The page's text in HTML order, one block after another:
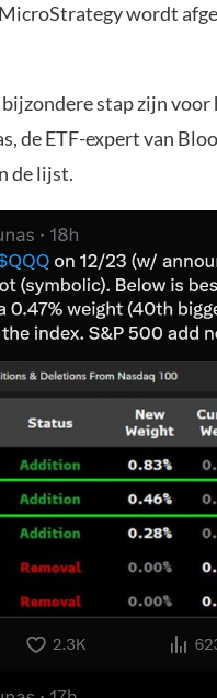
wordt
stap zijn
de ETF-expert van
de lijst.